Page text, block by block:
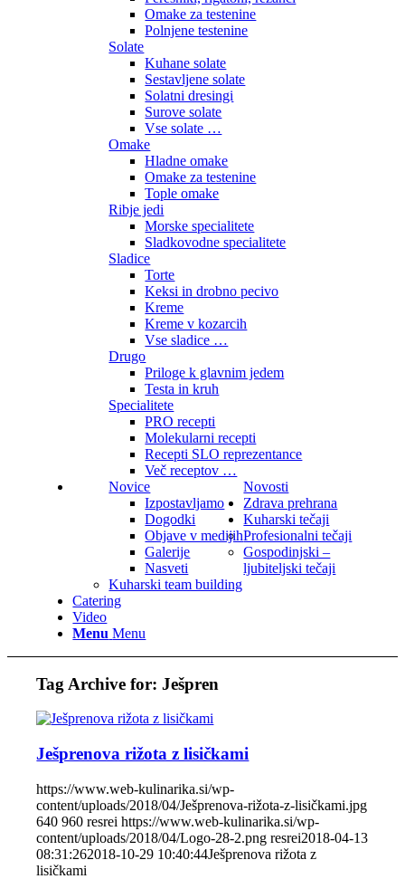
Omake za testenine
Polnjene testenine
Solate
Kuhane solate
Sestavljene solate
Solatni dresingi
Surove solate
Vse solate …
Omake
Hladne omake
Omake za testenine
Tople omake
Ribje jedi
Morske specialitete
Sladkovodne specialitete
Sladice
Torte
Keksi in drobno pecivo
Kreme
Kreme v kozarcih
Vse sladice …
Drugo
Priloge k glavnim jedem
Testa in kruh
Specialitete
PRO recepti
Molekularni recepti
Recepti SLO reprezentance
Več receptov …
Novosti
Novice
Izpostavljamo
Dogodki
Objave v medijih
Galerije
Nasveti
Zdrava prehrana
Kuharski tečaji
Profesionalni tečaji
Gospodinjski –
ljubiteljski tečaji
Kuharski team building
Catering
Video
Menu Menu
Tag Archive for:Ješpren
Ješprenova rižota z lisičkami
https://www.web-kulinarika.si/wp-
content/uploads/2018/04/Ješprenova-rižota-z-lisičkami.jpg
640 960 resrei https://www.web-kulinarika.si/wp-
content/uploads/2018/04/Logo-28-2.png resrei2018-04-13
08:31:262018-10-29 10:40:44Ješprenova rižota z
lisičkami